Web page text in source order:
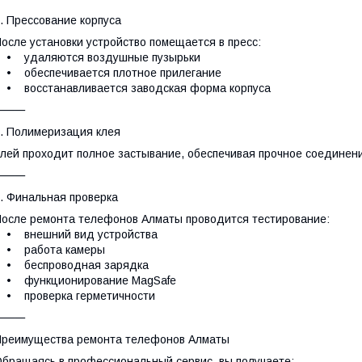
Прессование корпуса
установки устройство помещается в пресс:
удаляются воздушные пузырьки
обеспечивается плотное прилегание
восстанавливается заводская форма корпуса
Полимеризация клея
проходит полное застывание, обеспечивая прочное
Финальная проверка
ремонта телефонов Алматы проводится тестирование:
внешний вид устройства
работа камеры
беспроводная зарядка
функционирование MagSafe
проверка герметичности
ремонта телефонов Алматы